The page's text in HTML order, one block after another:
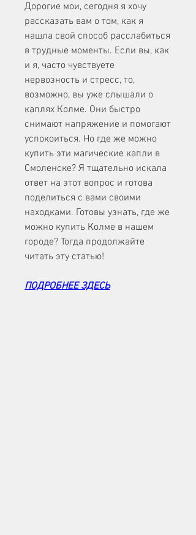
Дорогие мои, сегодня я хочу
рассказать вам о том, как я
нашла свой способ расслабиться
в трудные моменты. Если вы, как
и я, часто чувствуете
нервозность и стресс, то,
возможно, вы уже слышали о
каплях Колме. Они быстро
снимают напряжение и помогают
успокоиться. Но где же можно
купить эти магические капли в
Смоленске? Я тщательно искала
ответ на этот вопрос и готова
поделиться с вами своими
находками. Готовы узнать, где же
можно купить Колме в нашем
городе? Тогда продолжайте
читать эту статью!
ПОДРОБНЕЕ ЗДЕСЬ